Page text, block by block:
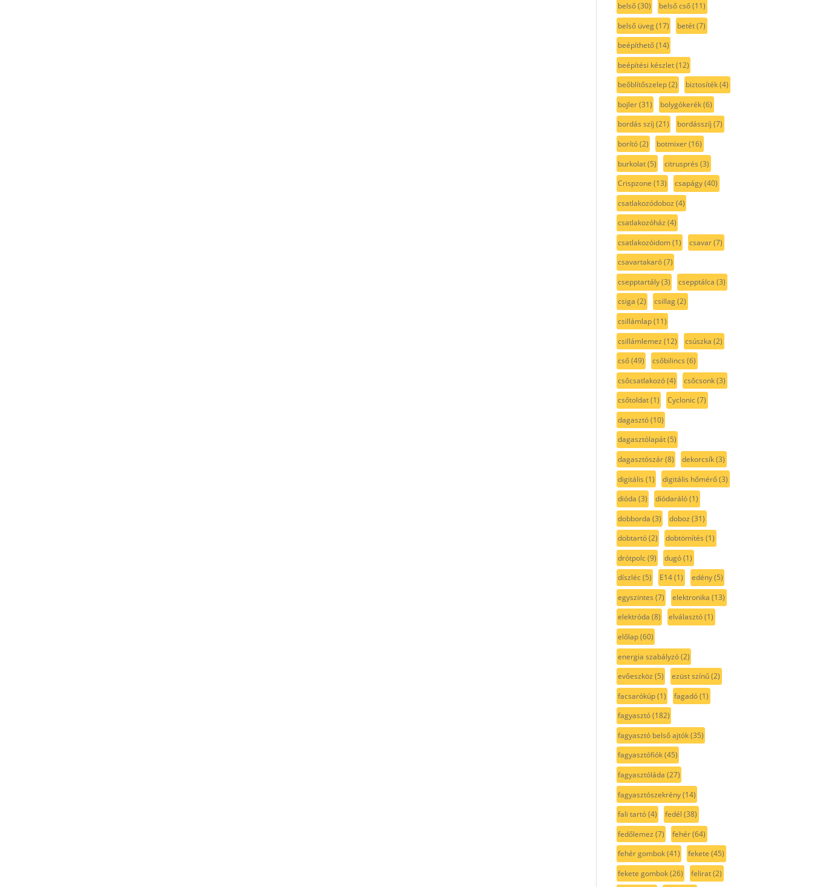
belső(30) belső cső(11)
belső üveg(17) betét(7)
beépíthető(14)
beépítési készlet(12)
beőblítőszelep(2) biztosíték(4)
bojler(31) bolygókerék(6)
bordás szíj (21) bordásszíj (7)
borító(2) botmixer(16)
burkolat(5) citrusprés (3)
Crispzone (13) csapágy(40)
csatlakozódoboz (4)
csatlakozóház (4)
csatlakozóidom(1) csavar(7)
csavartakaró(7)
csepptartály(3) csepptálca (3)
csiga (2) csillag(2)
csillámlap(11)
csillámlemez (12) csúszka (2)
cső(49) csőbilincs (6)
csőcsatlakozó(4) csőcsonk(3)
csőtoldat(1) Cyclonic(7)
dagasztó(10)
dagasztólapát(5)
dagasztószár(8) dekorcsík(3)
digitális (1) digitális hőmérő(3)
dióda (3) diódaráló(1)
dobborda (3) doboz (31)
dobtartó(2) dobtömítés (1)
drótpolc(9) dugó(1)
díszléc(5) E14(1) edény(5)
egyszintes (7) elektronika (13)
elektróda (8) elválasztó(1)
előlap(60)
energia szabályzó(2)
evőeszköz (5) ezüst színű(2)
facsarókúp(1) fagadó(1)
fagyasztó(182)
fagyasztó belső ajtók(35)
fagyasztófiók(45)
fagyasztóláda (27)
fagyasztószekrény(14)
fali tartó(4) fedél (38)
fedőlemez (7) fehér(64)
fehér gombok(41) fekete (45)
fekete gombok(26) felirat(2)